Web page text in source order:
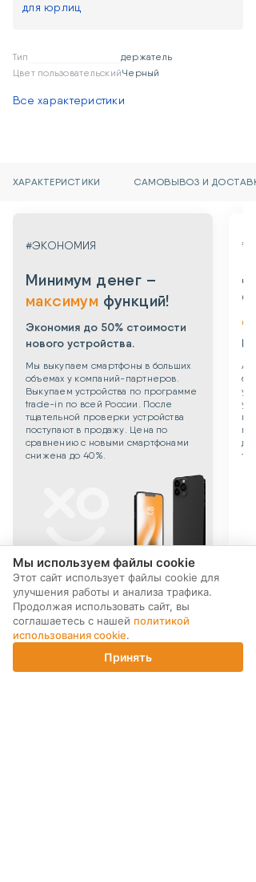
для юрлиц
Тип
держатель
Цвет пользовательскийЧерный
Все характеристики
ХАРАКТЕРИСТИКИ САМОВЫВОЗ И
#ЭКОНОМИЯ
Минимум денег –
максимум функций!
Экономия до 50% стоимости
нового устройства.
Мы выкупаем смартфоны в больших
объемах у компаний-партнеров.
Выкупаем устройства по программе
trade-in по всей России. После
тщательной проверки устройства
поступают в продажу. Цена по
сравнению с новыми смартфонами
снижена до 40%.
Корзина
Мы используем файлы cookie
Этот сайт использует файлы cookie для
улучшения работы и анализа трафика.
Продолжая использовать сайт, вы
соглашаетесь с нашей политикой
использования cookie.
Принять